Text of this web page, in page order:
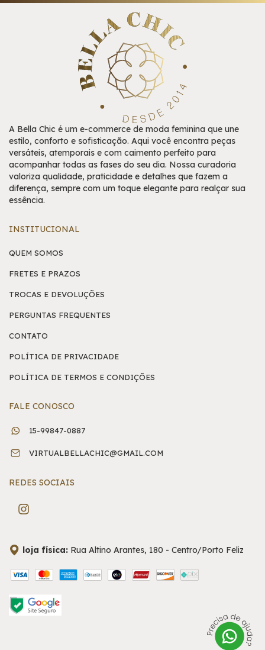
A Bella Chic é um e-commerce de moda feminina que une
estilo, conforto e sofisticação. Aqui você encontra peças
versáteis, atemporais e com caimento perfeito para
acompanhar todas as fases do seu dia. Nossa curadoria
valoriza qualidade, praticidade e detalhes que fazem a
diferença, sempre com um toque elegante para realçar sua
essência.
INSTITUCIONAL
QUEM SOMOS
FRETES E PRAZOS
TROCAS E DEVOLUÇÕES
PERGUNTAS FREQUENTES
CONTATO
POLÍTICA DE PRIVACIDADE
POLÍTICA DE TERMOS E CONDIÇÕES
FALE CONOSCO
15-99847-0887
VIRTUALBELLACHIC@GMAIL.COM
REDES SOCIAIS
loja física: Rua Altino Arantes, 180 - Centro/Porto Feliz